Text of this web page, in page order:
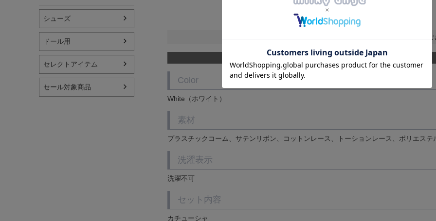
シューズ
ドール用
セレクトアイテム
セール対象商品
申し訳ございません。ただいま在庫がご
商品詳細
Color
White（ホワイト）
素材
プラスチックコーム、サテンリボン、コットンレース、トーションレース、ポリエステ
洗濯表示
洗濯不可
セット内容
カチューシャ